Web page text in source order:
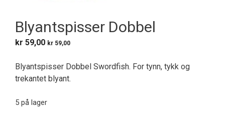
Blyantspisser Dobbel
kr 59,00 kr 59,00
Blyantspisser Dobbel Swordfish. For tynn, tykk og
trekantet blyant.
5 på lager